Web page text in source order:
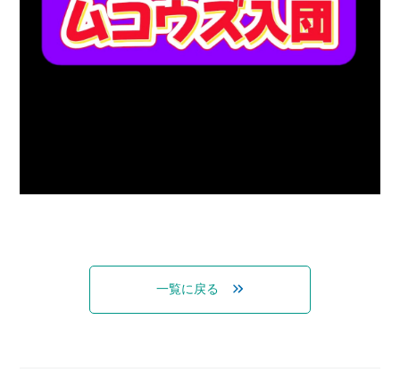
一覧に戻る